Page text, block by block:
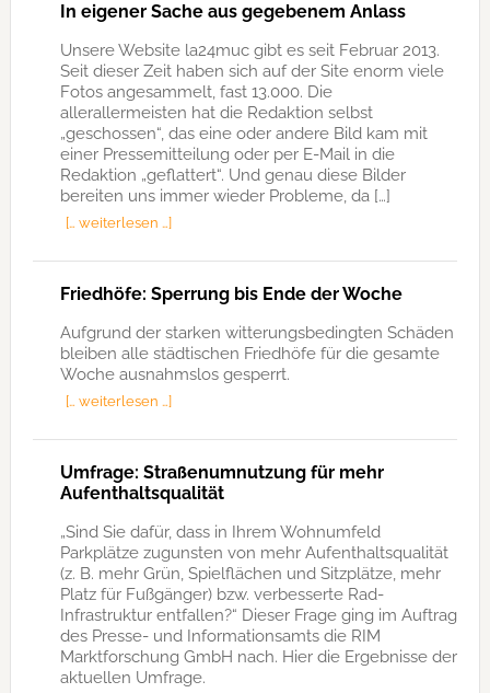
In eigener Sache aus gegebenem Anlass
Unsere Website la24muc gibt es seit Februar 2013.
Seit dieser Zeit haben sich auf der Site enorm viele
Fotos angesammelt, fast 13.000. Die
allerallermeisten hat die Redaktion selbst
„geschossen“, das eine oder andere Bild kam mit
einer Pressemitteilung oder per E-Mail in die
Redaktion „geflattert“. Und genau diese Bilder
bereiten uns immer wieder Probleme, da […]
[… weiterlesen …]
Friedhöfe: Sperrung bis Ende der Woche
Aufgrund der starken witterungsbedingten Schäden
bleiben alle städtischen Friedhöfe für die gesamte
Woche ausnahmslos gesperrt.
[… weiterlesen …]
Umfrage: Straßenumnutzung für mehr
Aufenthaltsqualität
„Sind Sie dafür, dass in Ihrem Wohnumfeld
Parkplätze zugunsten von mehr Aufenthaltsqualität
(z. B. mehr Grün, Spielflächen und Sitzplätze, mehr
Platz für Fußgänger) bzw. verbesserte Rad-
Infrastruktur entfallen?“ Dieser Frage ging im Auftrag
des Presse- und Informationsamts die RIM
Marktforschung GmbH nach. Hier die Ergebnisse der
aktuellen Umfrage.